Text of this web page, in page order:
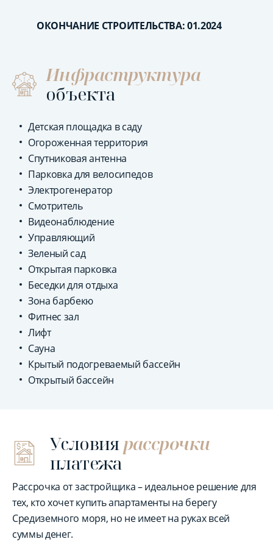
ОКОНЧАНИЕ СТРОИТЕЛЬСТВА: 01.2024
Инфраструктура
объекта
Детская площадка в саду
Огороженная территория
Спутниковая антенна
Парковка для велосипедов
Электрогенератор
Смотритель
Видеонаблюдение
Управляющий
Зеленый сад
Открытая парковка
Беседки для отдыха
Зона барбекю
Фитнес зал
Лифт
Сауна
Крытый подогреваемый бассейн
Открытый бассейн
Условиярассрочки
платежа
Рассрочка от застройщика – идеальное решение для
тех, кто хочет купить апартаменты на берегу
Средиземного моря, но не имеет на руках всей
суммы денег.